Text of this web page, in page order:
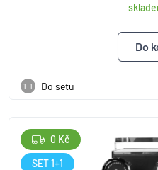
1+1 Do setu
0 Kč
SET 1+1